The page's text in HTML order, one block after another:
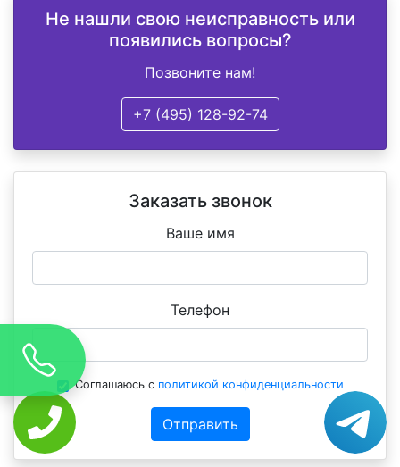
Не нашли свою неисправность или
появились вопросы?
Позвоните нам!
+7 (495) 128-92-74
Заказать звонок
Ваше имя
Телефон
Соглашаюсь с политикой конфиденциальности
Отправить